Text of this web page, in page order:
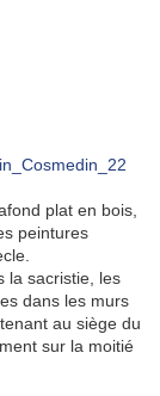
plat en bois,
peintures
la sacristie, les
dans les murs
au siège du
sur la moitié